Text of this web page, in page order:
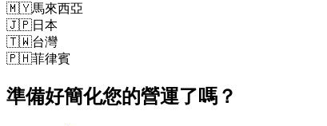
🇲🇾馬來西亞
🇯🇵日本
🇹🇼台灣
🇵🇭菲律賓
準備好簡化您的營運了嗎？